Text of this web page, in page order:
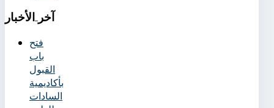
آخر الأخبار
فتح
باب
القبول
بأكاديمية
السادات